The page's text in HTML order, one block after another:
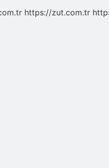
https://zut.com.tr